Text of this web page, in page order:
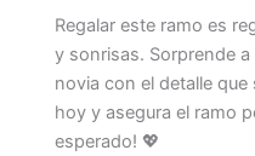
Regalar este ramo es
y sonrisas. Sorprende
novia con el detalle que
hoy y asegura el ramo
esperado! 💖